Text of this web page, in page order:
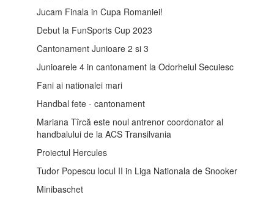
Jucam Finala in Cupa Romaniei!
Debut la FunSports Cup 2023
Cantonament Junioare 2 si 3
Junioarele 4 in cantonament la Odorheiul Secuiesc
Fani ai nationalei mari
Handbal fete - cantonament
Mariana Tîrcă este noul antrenor coordonator al
handbalului de la ACS Transilvania
Proiectul Hercules
Tudor Popescu locul II in Liga Nationala de Snooker
Minibaschet